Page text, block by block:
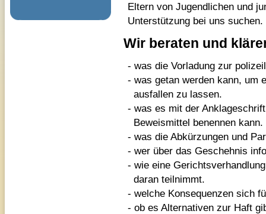
Eltern von Jugendlichen und
Unterstützung bei uns suchen.
Wir beraten und
- was die Vorladung zur
- was getan werden kann, um
ausfallen zu lassen.
- was es mit der
Beweismittel benennen kann.
- was die Abkürzungen und
- wer über das Geschehnis
- wie eine
daran teilnimmt.
- welche Konsequenzen sich
- ob es Alternativen zur Haft